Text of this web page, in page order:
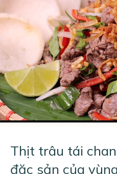
Thịt trâu tái
đặc sản của